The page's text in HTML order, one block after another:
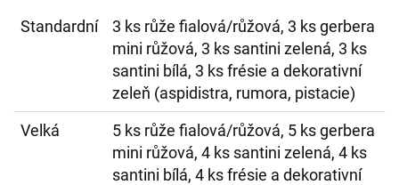
Standardní
3 ks růže fialová/růžová, 3 ks gerbera
mini růžová, 3 ks santini zelená, 3 ks
santini bílá, 3 ks frésie a dekorativní
zeleň (aspidistra, rumora, pistacie)
Velká
5 ks růže fialová/růžová, 5 ks gerbera
mini růžová, 4 ks santini zelená, 4 ks
santini bílá, 4 ks frésie a dekorativní